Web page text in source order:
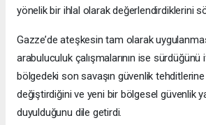
yönelik bir ihlal olarak değerlendirdiklerini
Gazze’de ateşkesin tam olarak
arabuluculuk çalışmalarının ise
bölgedeki son savaşın güvenlik tehditlerine
değiştirdiğini ve yeni bir bölgesel güvenlik
duyulduğunu dile getirdi.